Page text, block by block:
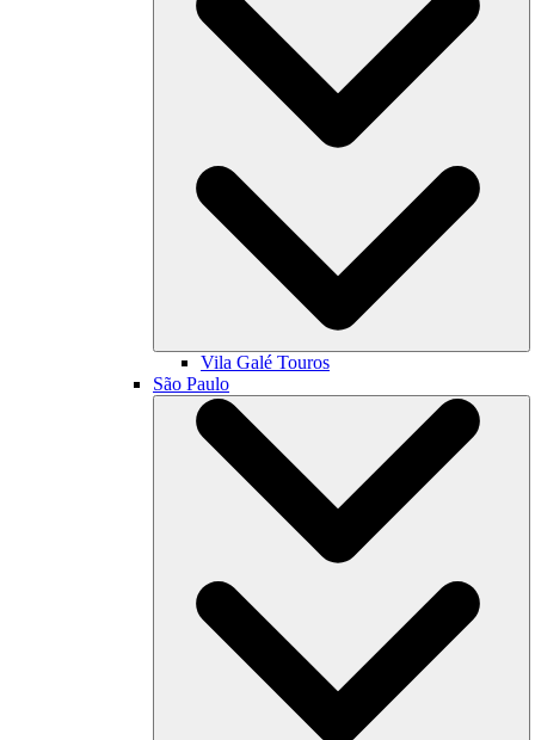
Vila Galé Touros
São Paulo